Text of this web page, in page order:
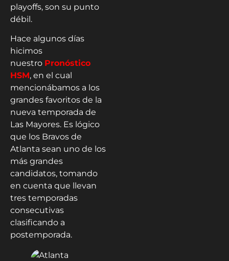
playoffs, son su punto
débil.
Hace algunos días
hicimos
nuestro Pronóstico
HSM, en el cual
mencionábamos a los
grandes favoritos de la
nueva temporada de
Las Mayores. Es lógico
que los Bravos de
Atlanta sean uno de los
más grandes
candidatos, tomando
en cuenta que llevan
tres temporadas
consecutivas
clasificando a
postemporada.